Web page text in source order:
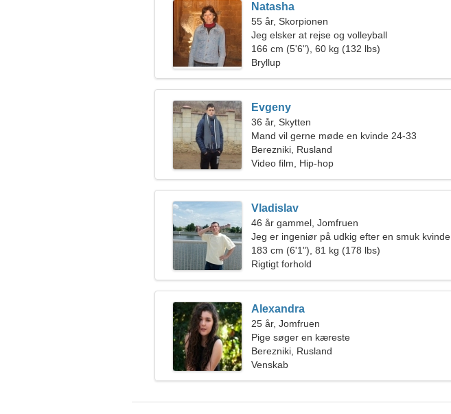
Natasha
55 år, Skorpionen
Jeg elsker at rejse og volleyball
166 cm (5'6"), 60 kg (132 lbs)
Bryllup
Evgeny
36 år, Skytten
Mand vil gerne møde en kvinde 24-33
Berezniki, Rusland
Video film, Hip-hop
Vladislav
46 år gammel, Jomfruen
Jeg er ingeniør på udkig efter en smuk kvinde
183 cm (6'1"), 81 kg (178 lbs)
Rigtigt forhold
Alexandra
25 år, Jomfruen
Pige søger en kæreste
Berezniki, Rusland
Venskab